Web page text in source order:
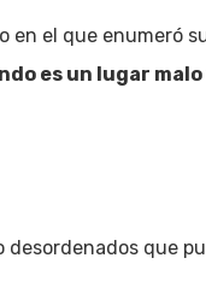
en el que enumeró
es un lugar
que